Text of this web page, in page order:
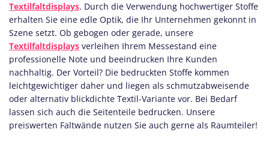
Textilfaltdisplays. Durch die Verwendung hochwertiger Stoffe
erhalten Sie eine edle Optik, die Ihr Unternehmen gekonnt in
Szene setzt. Ob gebogen oder gerade, unsere
Textilfaltdisplays verleihen Ihrem Messestand eine
professionelle Note und beeindrucken Ihre Kunden
nachhaltig. Der Vorteil? Die bedruckten Stoffe kommen
leichtgewichtiger daher und liegen als schmutzabweisende
oder alternativ blickdichte Textil-Variante vor. Bei Bedarf
lassen sich auch die Seitenteile bedrucken. Unsere
preiswerten Faltwände nutzen Sie auch gerne als Raumteiler!